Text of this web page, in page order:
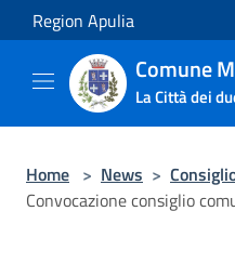
Salta al contenuto principale
Region Apulia
Comune
La Città dei
Home > News >
Convocazione consiglio